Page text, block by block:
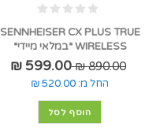
SENNHEISER CX PLUS TRUE
WIRELESS *במלאי מיידי*
890.00 ₪
599.00 ₪
החל מ: 520.00 ₪
הוסף לסל